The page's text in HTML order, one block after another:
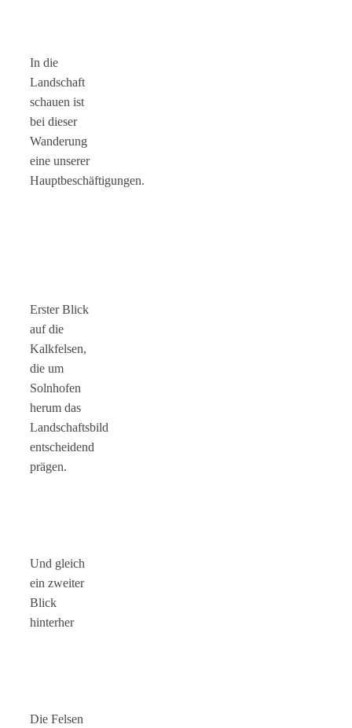
In die
Landschaft
schauen ist
bei dieser
Wanderung
eine unserer
Hauptbeschäftigungen.
Erster Blick
auf die
Kalkfelsen,
die um
Solnhofen
herum das
Landschaftsbild
entscheidend
prägen.
Und gleich
ein zweiter
Blick
hinterher
Die Felsen